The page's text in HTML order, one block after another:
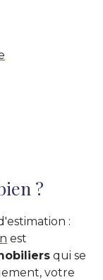
?
:
est
qui se
votre